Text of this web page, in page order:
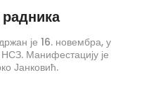
је 16. новембра, у
Манифестацију је
Јанковић.